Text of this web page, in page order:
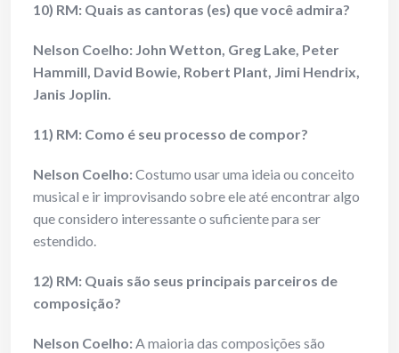
10) RM: Quais as cantoras (es) que você admira?
Nelson Coelho: John Wetton, Greg Lake, Peter
Hammill, David Bowie, Robert Plant, Jimi Hendrix,
Janis Joplin.
11) RM: Como é seu processo de compor?
Nelson Coelho:Costumo usar uma ideia ou conceito
musical e ir improvisando sobre ele até encontrar algo
que considero interessante o suficiente para ser
estendido.
12) RM: Quais são seus principais parceiros de
composição?
Nelson Coelho:A maioria das composições são